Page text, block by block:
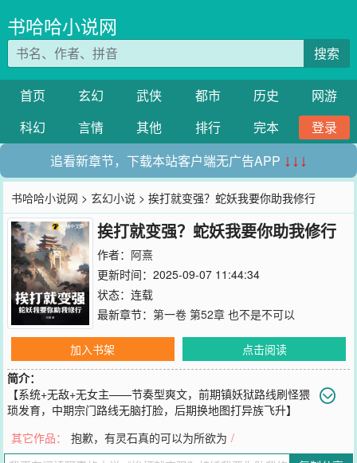
书哈哈小说网
搜索
首页 玄幻 武侠 都市 历史
网游
科幻
言情 其他 排行 完本
登录
追看新章节，下载本站客户端无广告APP ↓↓↓
书哈哈小说网 >玄幻小说 > 挨打就变强？蛇妖我要你助我修行
挨打就变强？蛇妖我要你助我修行
作者： 阿熹
更新时间：2025-09-07 11:44:34
状态：连载
最新章节： 第一卷 第52章 也不是不可以
加入书架
点击阅读
简介：
【系统+无敌+无女主——节奏型爽文，前期镇妖狱路线刷怪猥
琐发育，中期宗门路线无脑打脸，后期换地图打异族飞升】
穹圣地中负责镇妖狱的杂役弟子。坏消息：在镇妖狱里待了太久，经
脉被妖气污染，寿命无多。好消息：随之而来的还有系统——只要被
其它作品： 抱歉，有灵石真的可以为所欲为 /